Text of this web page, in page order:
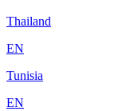
Thailand
EN
Tunisia
EN